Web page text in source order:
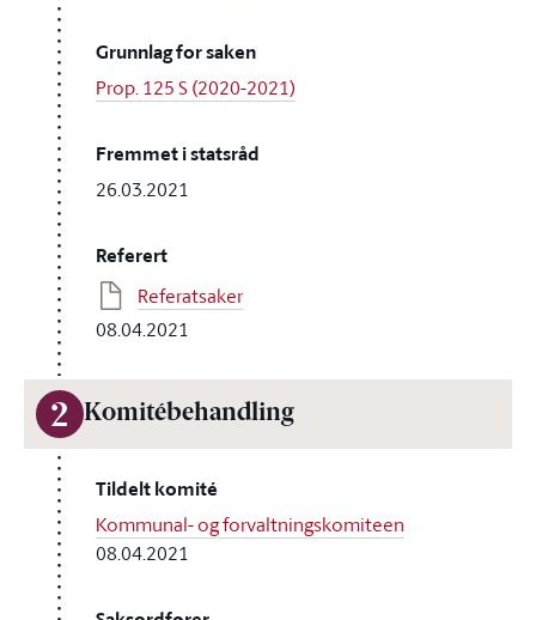
Grunnlag for saken
Prop. 125 S (2020-2021)
Fremmet i statsråd
26.03.2021
Referert
Referatsaker
08.04.2021
2 Komitébehandling
Tildelt komité
Kommunal- og forvaltningskomiteen
08.04.2021